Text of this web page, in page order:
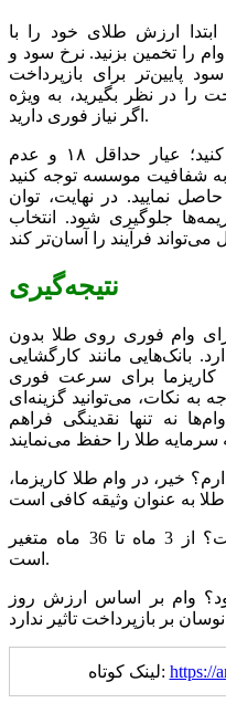
ابتدا ارزش طلای خود را با
وام را تخمین بزنید. نرخ سود و
پایین‌تر برای بازپرداخت
در نظر بگیرید، به ویژه
اگر نیاز فوری دارید.
شرایط کارشناسی طلا را بررسی کنید؛ عیار حداقل ۱۸ و عدم
شفافیت موسسه توجه کنید
نمایید. در نهایت، توان
جلوگیری شود. انتخاب
نتیجه‌گیری
وام فوری روی طلا بدون
بانک‌هایی مانند کارگشایی
کاریزما برای سرعت فوری
به نکات، می‌توانید گزینه‌ای
نه تنها نقدینگی فراهم
خیر، در وام طلا کاریزما،
مدت بازپرداخت وام طلا چقدر است؟ از 3 ماه تا 36 ماه متغیر
است.
وام بر اساس ارزش روز
لینک کوتاه: https://